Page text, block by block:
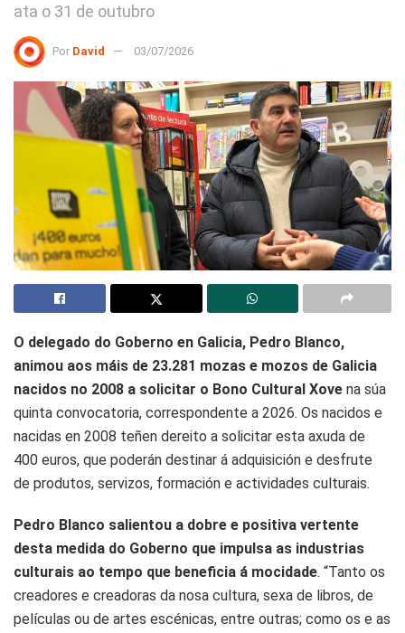
ata o 31 de outubro
Por David 03/07/2026
O delegado do Goberno en Galicia, Pedro Blanco,
animou aos máis de 23.281 mozas e mozos de Galicia
nacidos no 2008 a solicitar o Bono Cultural Xove na súa
quinta convocatoria, correspondente a 2026. Os nacidos e
nacidas en 2008 teñen dereito a solicitar esta axuda de
400 euros, que poderán destinar á adquisición e desfrute
de produtos, servizos, formación e actividades culturais.
Pedro Blanco salientou a dobre e positiva vertente
desta medida do Goberno que impulsa as industrias
culturais ao tempo que beneficia á mocidade. “Tanto os
creadores e creadoras da nosa cultura, sexa de libros, de
películas ou de artes escénicas, entre outras; como os e as